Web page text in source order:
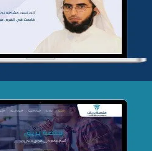
تطوير موقع المدرب ياسر
التفاصيل
تصميم منصة بريق